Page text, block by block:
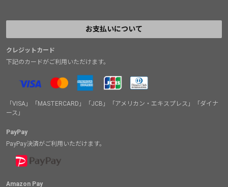
お支払いについて
クレジットカード
下記のカードがご利用いただけます。
「VISA」「MASTERCARD」「JCB」「アメリカン・エキスプレス」「ダイナ
ース」
PayPay
PayPay決済がご利用いただけます。
Amazon Pay